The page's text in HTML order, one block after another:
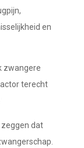
en
zwangere
terecht
dat